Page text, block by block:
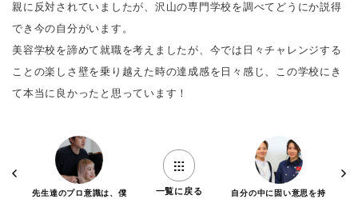
親に反対されていましたが、沢山の専門学校を調べてどうにか説得
でき今の自分がいます。
美容学校を諦めて就職を考えましたが、今では日々チャレンジする
ことの楽しさ壁を乗り越えた時の達成感を日々感じ、この学校にき
て本当に良かったと思っています！
先生達のプロ意識は、僕
一覧に戻る
自分の中に固い意思を持